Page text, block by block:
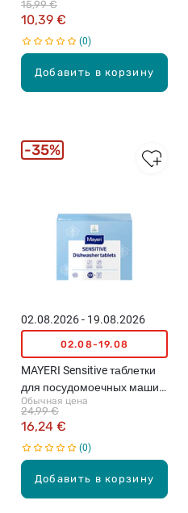
Добавить в корзину
10,39 €
15,99 €
0
Добавить в корзину
02.08.2026 - 19.08.2026
02.08-19.08
MAYERI Sensitive таблетки
для посудомоечных машин,
100шт.
Обычная цена
16,24 €
24,99 €
0
35%